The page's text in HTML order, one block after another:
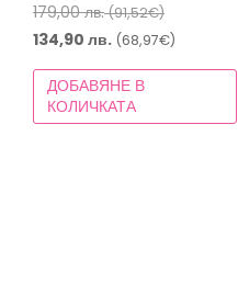
179,00лв.(91,52€)Original
price
was:
134,90 лв. (68,97€)
цена
134,90 лв.
ДОБАВЯНЕ В
КОЛИЧКАТА